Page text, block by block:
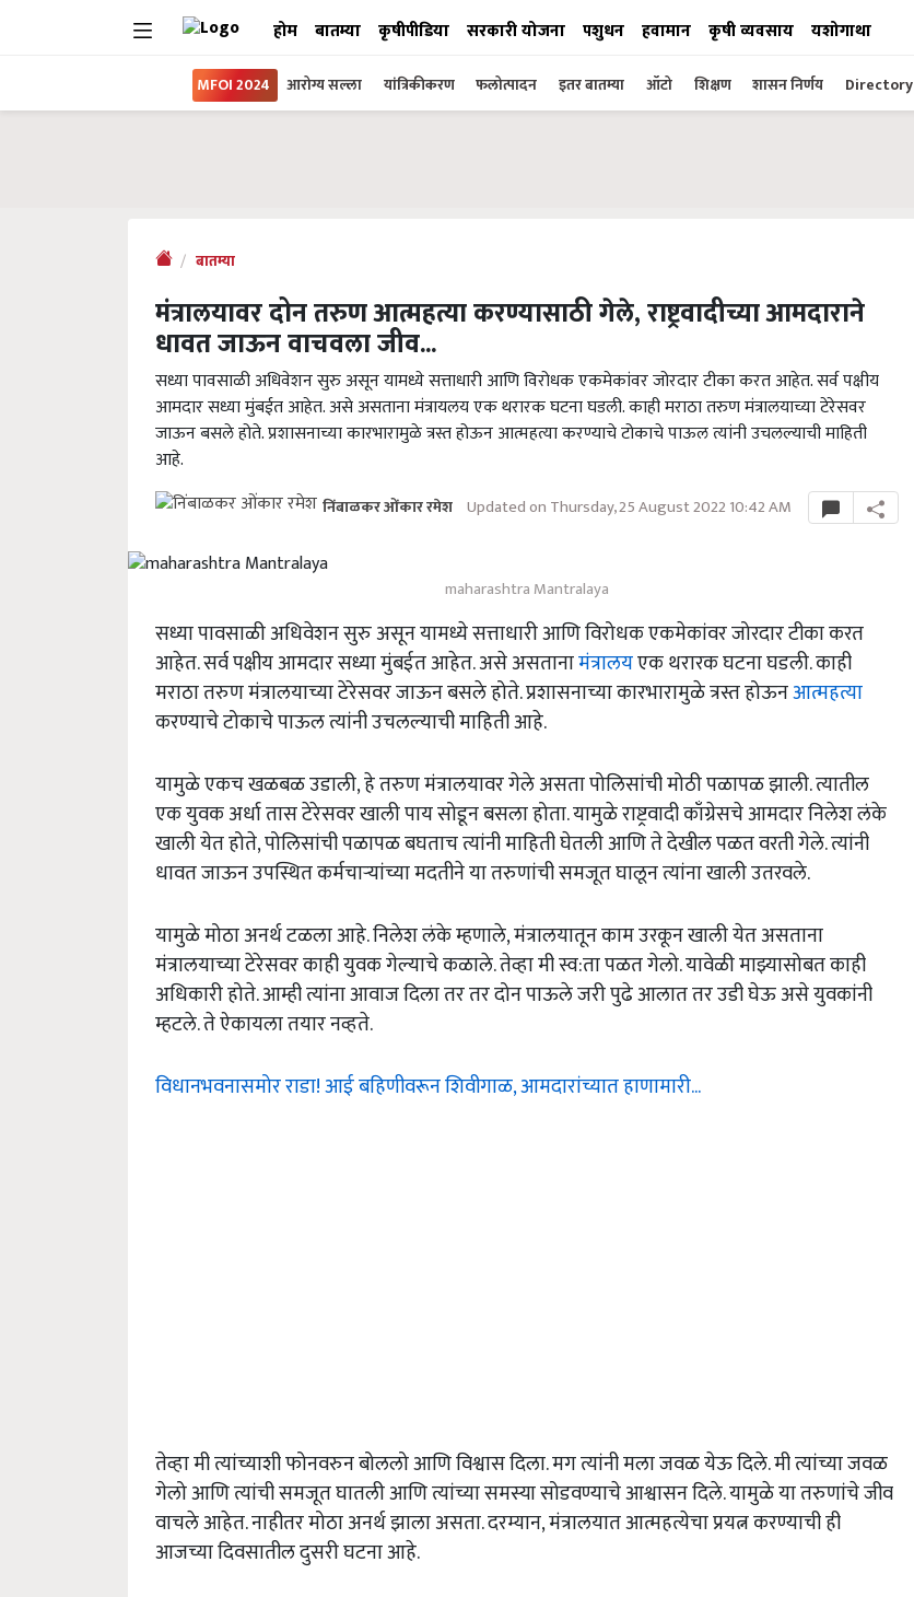
होम बातम्या कृषीपीडिया सरकारी योजना पशुधन हवामान कृषी व्यवसाय यशोगाथा
MFOI 2024 आरोग्य सल्ला यांत्रिकीकरण फलोत्पादन इतर बातम्या ऑटो शिक्षण शासन निर्णय Directory
बातम्या
मंत्रालयावर दोन तरुण आत्महत्या करण्यासाठी गेले, राष्ट्रवादीच्या आमदाराने
धावत जाऊन वाचवला जीव...
सध्या पावसाळी अधिवेशन सुरु असून यामध्ये सत्ताधारी आणि विरोधक एकमेकांवर जोरदार टीका करत आहेत. सर्व पक्षीय
आमदार सध्या मुंबईत आहेत. असे असताना मंत्रायलय एक थरारक घटना घडली. काही मराठा तरुण मंत्रालयाच्या टेरेसवर
जाऊन बसले होते. प्रशासनाच्या कारभारामुळे त्रस्त होऊन आत्महत्या करण्याचे टोकाचे पाऊल त्यांनी उचलल्याची माहिती
आहे.
निंबाळकर ओंकार रमेश Updated on Thursday, 25 August 2022 10:42 AM
maharashtra Mantralaya
सध्या पावसाळी अधिवेशन सुरु असून यामध्ये सत्ताधारी आणि विरोधक एकमेकांवर जोरदार टीका करत
आहेत. सर्व पक्षीय आमदार सध्या मुंबईत आहेत. असे असतानामंत्रालयएक थरारक घटना घडली. काही
मराठा तरुण मंत्रालयाच्या टेरेसवर जाऊन बसले होते. प्रशासनाच्या कारभारामुळे त्रस्त होऊनआत्महत्या
करण्याचे टोकाचे पाऊल त्यांनी उचलल्याची माहिती आहे.
यामुळे एकच खळबळ उडाली, हे तरुण मंत्रालयावर गेले असता पोलिसांची मोठी पळापळ झाली. त्यातील
एक युवक अर्धा तास टेरेसवर खाली पाय सोडून बसला होता. यामुळे राष्ट्रवादी काँग्रेसचे आमदार निलेश लंके
खाली येत होते, पोलिसांची पळापळ बघताच त्यांनी माहिती घेतली आणि ते देखील पळत वरती गेले. त्यांनी
धावत जाऊन उपस्थित कर्मचाऱ्यांच्या मदतीने या तरुणांची समजूत घालून त्यांना खाली उतरवले.
यामुळे मोठा अनर्थ टळला आहे. निलेश लंके म्हणाले, मंत्रालयातून काम उरकून खाली येत असताना
मंत्रालयाच्या टेरेसवर काही युवक गेल्याचे कळाले. तेव्हा मी स्व:ता पळत गेलो. यावेळी माझ्यासोबत काही
अधिकारी होते. आम्ही त्यांना आवाज दिला तर तर दोन पाऊले जरी पुढे आलात तर उडी घेऊ असे युवकांनी
म्हटले. ते ऐकायला तयार नव्हते.
विधानभवनासमोर राडा! आई बहिणीवरून शिवीगाळ, आमदारांच्यात हाणामारी...
तेव्हा मी त्यांच्याशी फोनवरुन बोललो आणि विश्वास दिला. मग त्यांनी मला जवळ येऊ दिले. मी त्यांच्या जवळ
गेलो आणि त्यांची समजूत घातली आणि त्यांच्या समस्या सोडवण्याचे आश्वासन दिले. यामुळे या तरुणांचे जीव
वाचले आहेत. नाहीतर मोठा अनर्थ झाला असता. दरम्यान, मंत्रालयात आत्महत्येचा प्रयत्न करण्याची ही
आजच्या दिवसातील दुसरी घटना आहे.